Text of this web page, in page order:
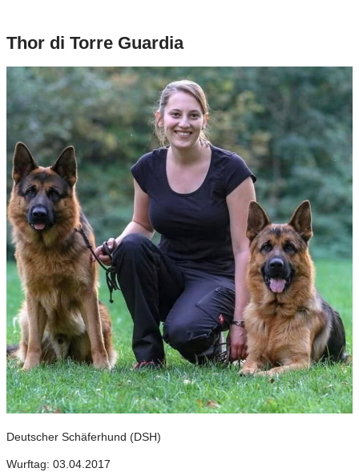
Thor di Torre Guardia
Deutscher Schäferhund (DSH)
Wurftag: 03.04.2017